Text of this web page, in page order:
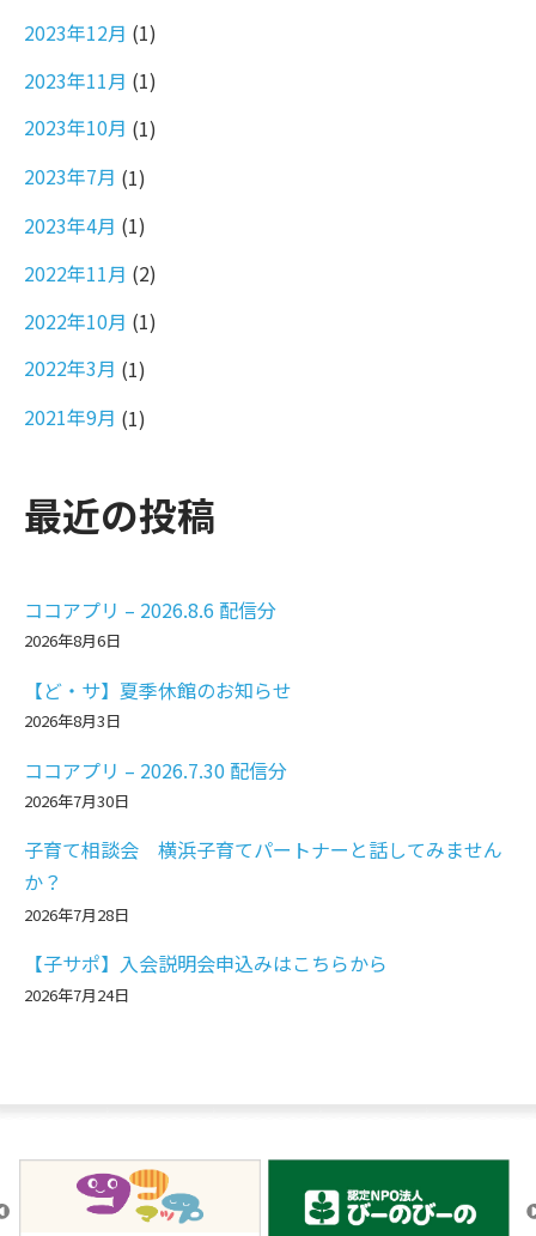
2023年12月 (1)
2023年11月 (1)
2023年10月 (1)
2023年7月 (1)
2023年4月 (1)
2022年11月 (2)
2022年10月 (1)
2022年3月 (1)
2021年9月 (1)
最近の投稿
ココアプリ – 2026.8.6 配信分
2026年8月6日
【ど・サ】夏季休館のお知らせ
2026年8月3日
ココアプリ – 2026.7.30 配信分
2026年7月30日
子育て相談会 横浜子育てパートナーと話してみません
か？
2026年7月28日
【子サポ】入会説明会申込みはこちらから
2026年7月24日